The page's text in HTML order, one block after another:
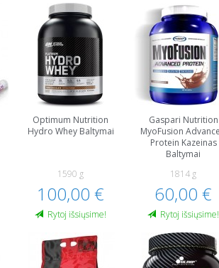
Optimum Nutrition
Hydro Whey Baltymai
1590 g
100,00 €
Rytoj išsiųsime!
Gaspari Nutrition
MyoFusion
Protein Kazeinas
Baltymai
1814 g
60,00 €
Rytoj išsiųsime!